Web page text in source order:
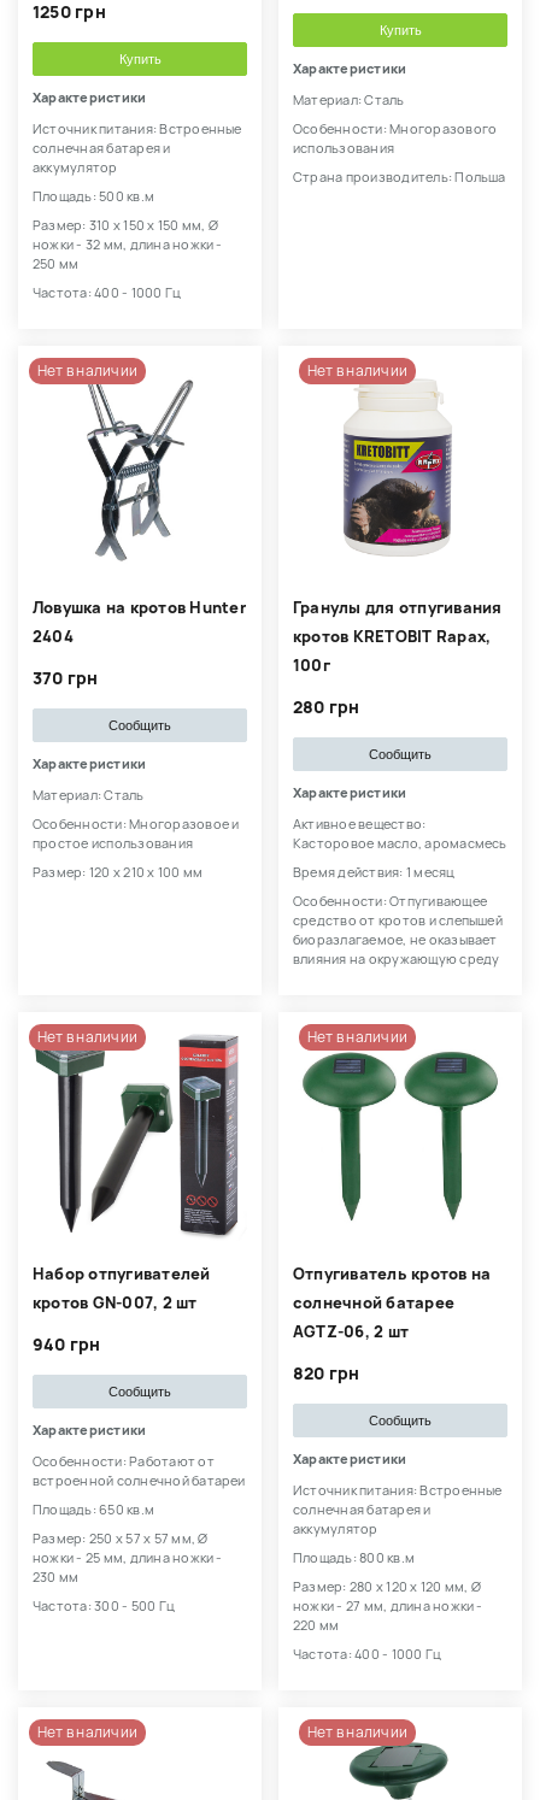
1250 грн
Купить
Характеристики
Источник питания: Встроенные
солнечная батарея и
аккумулятор
Площадь: 500 кв.м
Размер: 310 х 150 х 150 мм, Ø
ножки - 32 мм, длина ножки -
250 мм
Частота: 400 - 1000 Гц
Купить
Характеристики
Материал: Сталь
Особенности: Многоразового
использования
Страна производитель: Польша
Нет в наличии
Ловушка на кротов Hunter
2404
370 грн
Сообщить
Характеристики
Материал: Сталь
Особенности: Многоразовое и
простое использования
Размер: 120 х 210 х 100 мм
Нет в наличии
Гранулы для отпугивания
кротов KRETOBIT Rapax,
100г
280 грн
Сообщить
Характеристики
Активное вещество:
Касторовое масло, аромасмесь
Время действия: 1 месяц
Особенности: Отпугивающее
средство от кротов и слепышей
биоразлагаемое, не оказывает
влияния на окружающую среду
Нет в наличии
Набор отпугивателей
кротов GN-007, 2 шт
940 грн
Сообщить
Характеристики
Особенности: Работают от
встроенной солнечной батареи
Площадь: 650 кв.м
Размер: 250 х 57 х 57 мм, Ø
ножки - 25 мм, длина ножки -
230 мм
Частота: 300 - 500 Гц
Нет в наличии
Отпугиватель кротов на
солнечной батарее
AGTZ-06, 2 шт
820 грн
Сообщить
Характеристики
Источник питания: Встроенные
солнечная батарея и
аккумулятор
Площадь: 800 кв.м
Размер: 280 х 120 х 120 мм, Ø
ножки - 27 мм, длина ножки -
220 мм
Частота: 400 - 1000 Гц
Нет в наличии Нет в наличии